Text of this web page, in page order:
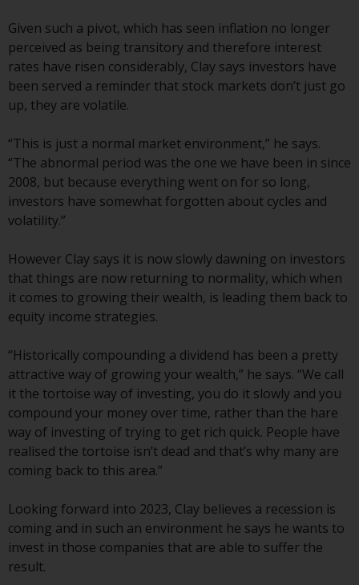
gesetzlichen und behördlichen
Anforderungen und sind
möglicherweise nicht in allen
Gerichtsbarkeiten verfügbar. Auf
dieser Website erwähnte
werden auf der Grundlage
bestimmter Registrierungen in
relevanten Gerichtsbarkeiten
gemäß den Europäischen
Richtlinien zur Koordinierung von
Verwaltungsvorschriften in Bezug
auf Organismen für gemeinsame
Anlagen in Wertpapieren
(UCITS/OGAW) (Richtlinie
2009/65/EG ) und die Richtlinie
über die Verwalter alternativer
Investmentfonds (Richtlinie
2011/61/EU) sowie die
entsprechenden Regelungen, die
diese Regelungen in britisches
Recht umgesetzt und dann beim
Austritt des Vereinigten
Union ersetzt haben; es kann
jedoch zusätzliche Anforderungen
oder Formalitäten geben, die Ihre
Anlage verbieten.
Given such a pivot, which has seen inflation no longer
perceived as being transitory and therefore interest
rates have risen considerably, Clay says investors have
been served a reminder that stock markets don’t just go
up, they are volatile.
“This is just a normal market environment,” he says.
“The abnormal period was the one we have been in since
2008, but because everything went on for so long,
investors have somewhat forgotten about cycles and
volatility.”
However Clay says it is now slowly dawning on investors
that things are now returning to normality, which when
it comes to growing their wealth, is leading them back to
equity income strategies.
“Historically compounding a dividend has been a pretty
attractive way of growing your wealth,” he says. “We call
it the tortoise way of investing, you do it slowly and you
compound your money over time, rather than the hare
way of investing of trying to get rich quick. People have
realised the tortoise isn’t dead and that’s why many are
coming back to this area.”
Looking forward into 2023, Clay believes a recession is
coming and in such an environment he says he wants to
invest in those companies that are able to suffer the
result.